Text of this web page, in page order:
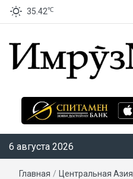
35.42℃
6 августа 2026
Главная / Центральная Азия